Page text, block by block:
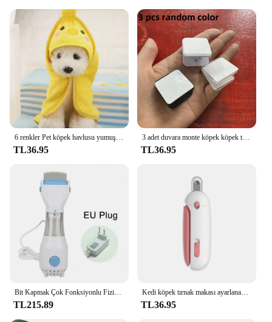
convenience. The blades are engineered to provide
a smooth, clean cut, reducing the risk of splitting or
cracking the nails. The product's design is focused
on the user's comfort and safety, ensuring that the
trimming process is as stress-free as possible for
both the pet and the person handling it. This
trimmer is not just a tool; it's a commitment to the
well-being of your pet and the quality of your
grooming services.
6 renkler Pet köpek havlusu yumuşak kurutma banyo evcil hayvan havlusu köpek kedi Hoodies yavru süper emici bornoz temizlik için gerekli tedarik
TL36.95
3 adet duvara monte köpek köpek tuvalet pedi klip tutucu-stickable plastik malzeme Pet temizlik için-yüksüz, köpekler için uygun
TL36.95
Bit Kapmak Çok Fonksiyonlu Fiziksel Pire Temizleme Katil Fırça Evcil Hayvanlar Elektrikli Pire Tarağı Köpekler Kediler için Saç Temizleyici Tarak
TL215.89
Kedi köpek tırnak makası ayarlanabilir delik ile profesyonel evcil hayvan tırnak Clippers tırnak aşırı kesme yavru kedi pençe bakım aracı önlemek için
TL36.95